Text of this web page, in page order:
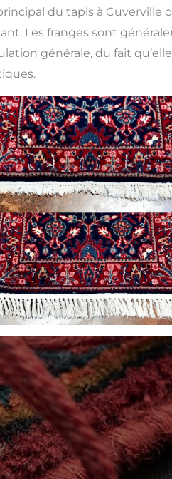
du tapis à Cuverville
.Les franges sont
générale, du fait